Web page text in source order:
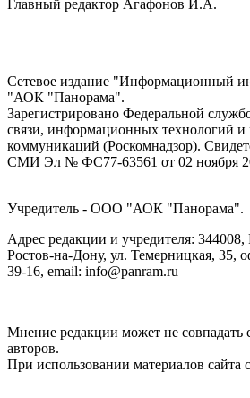
Главный редактор Агафонов И.А.
Сетевое издание "Информационный
"АОК "Панорама".
Зарегистрировано Федеральной
связи, информационных технологий и
коммуникаций (Роскомнадзор).
СМИ Эл № ФС77-63561 от 02 ноября
Учредитель - ООО "АОК "Панорама".
Адрес редакции и учредителя: 344008,
Ростов-на-Дону, ул. Темерницкая, 35,
39-16, email: info@panram.ru
Мнение редакции может не совпадать
авторов.
При использовании материалов сайта